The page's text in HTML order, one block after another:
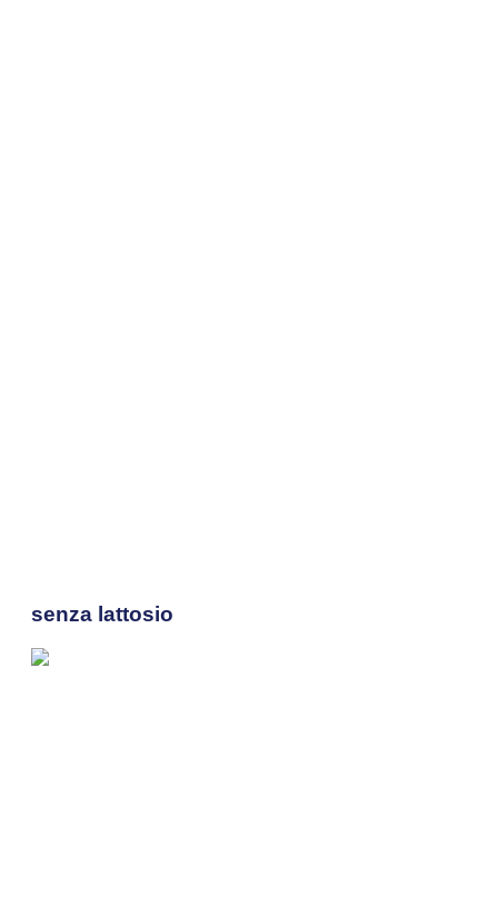
senza lattosio